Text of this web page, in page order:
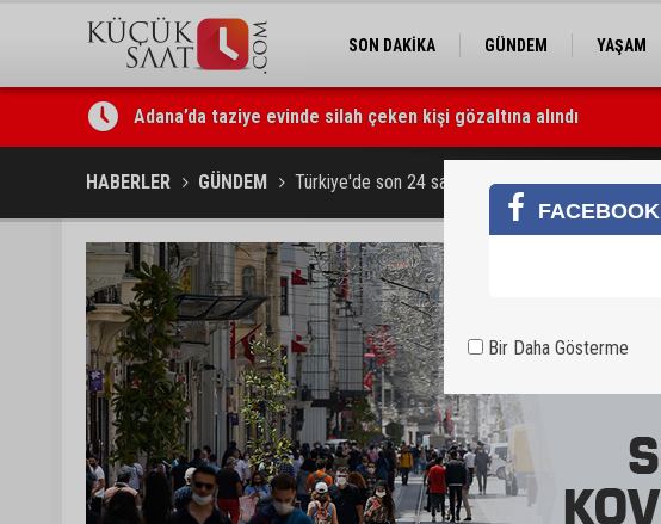
SON DAKİKA GÜNDEM YAŞAM
Adana’da taziye evinde silah çeken kişi gözaltına alındı
Doç. Dr. Efsun Somay’dan implant uyarısı: “Sigara en büyük risk”
HABERLER GÜNDEM Türkiye'de son 24 saatte Kovid-19 nedeniyle 44
Bir Daha Gösterme